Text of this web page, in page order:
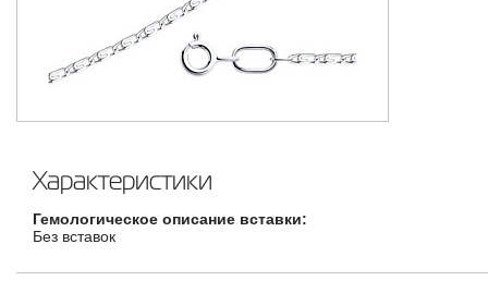
Характеристики
Гемологическое описание вставки:
Без вставок